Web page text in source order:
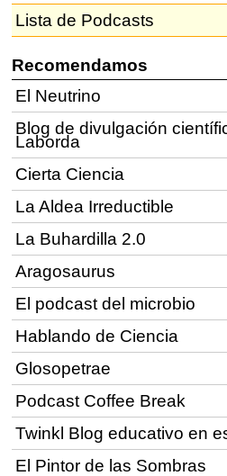
Lista de Podcasts
Recomendamos
El Neutrino
Blog de divulgación
Laborda
Cierta Ciencia
La Aldea Irreductible
La Buhardilla 2.0
Aragosaurus
El podcast del microbio
Hablando de Ciencia
Glosopetrae
Podcast Coffee Break
Twinkl Blog educativo en
El Pintor de las Sombras